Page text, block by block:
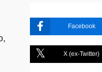
Facebook
X (ex-Twitter)